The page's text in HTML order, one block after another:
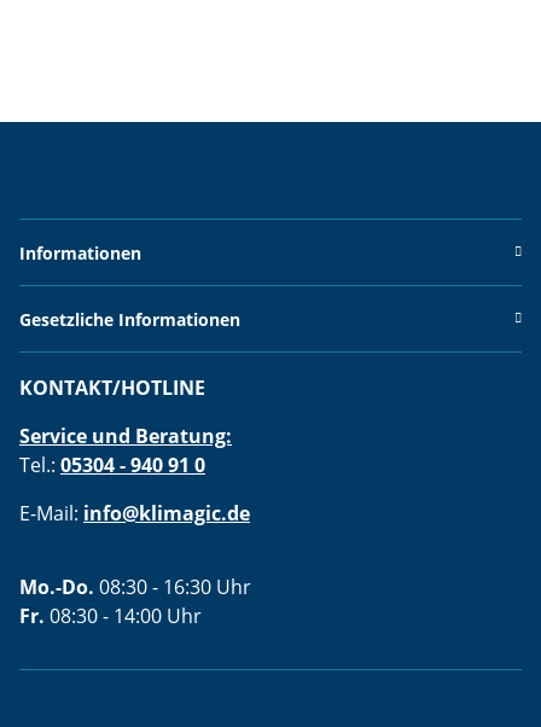
Informationen
Gesetzliche Informationen
KONTAKT/HOTLINE
Service und Beratung:
Tel.: 05304 - 940 91 0
E-Mail: info@klimagic.de
Mo.-Do. 08:30 - 16:30 Uhr
Fr. 08:30 - 14:00 Uhr